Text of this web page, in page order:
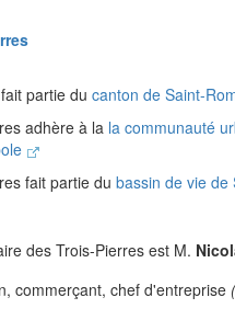
partie du canton de Saint-
adhère à la la communauté
fait partie du bassin de vie de
des Trois-Pierres est M.
commerçant, chef d'entreprise